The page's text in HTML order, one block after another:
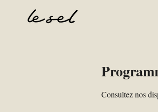
Consultez nos